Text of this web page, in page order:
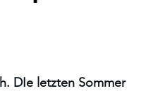
DIe letzten Sommer